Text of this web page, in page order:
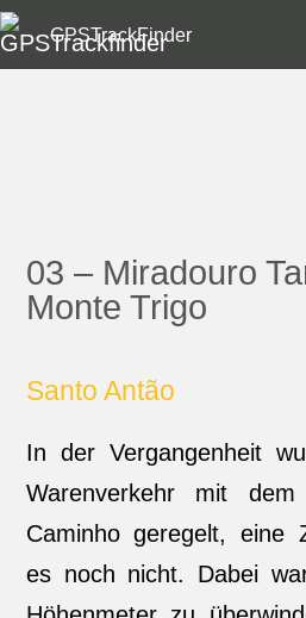
GPSTrackFinder
03 – Miradouro
Monte Trigo
Santo Antão
In der Vergangenheit
Warenverkehr mit
Caminho geregelt, eine
es noch nicht. Dabei